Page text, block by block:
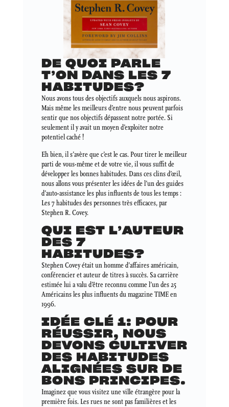
DE QUOI PARLE
T’ON DANS LES 7
HABITUDES?
Nous avons tous des objectifs auxquels nous aspirons.
Mais même les meilleurs d’entre nous peuvent parfois
sentir que nos objectifs dépassent notre portée. Si
seulement il y avait un moyen d’exploiter notre
potentiel caché !
Eh bien, il s’avère que c’est le cas. Pour tirer le meilleur
parti de vous-même et de votre vie, il vous suffit de
développer les bonnes habitudes. Dans ces clins d’œil,
nous allons vous présenter les idées de l’un des guides
d’auto-assistance les plus influents de tous les temps :
Les 7 habitudes des personnes très efficaces, par
Stephen R. Covey.
QUI EST L’AUTEUR
DES 7
HABITUDES?
Stephen Covey était un homme d’affaires américain,
conférencier et auteur de titres à succès. Sa carrière
estimée lui a valu d’être reconnu comme l’un des 25
Américains les plus influents du magazine TIME en
1996.
IDÉE CLÉ 1: POUR
RÉUSSIR, NOUS
DEVONS CULTIVER
DES HABITUDES
ALIGNÉES SUR DE
BONS PRINCIPES.
Imaginez que vous visitez une ville étrangère pour la
première fois. Les rues ne sont pas familières et les